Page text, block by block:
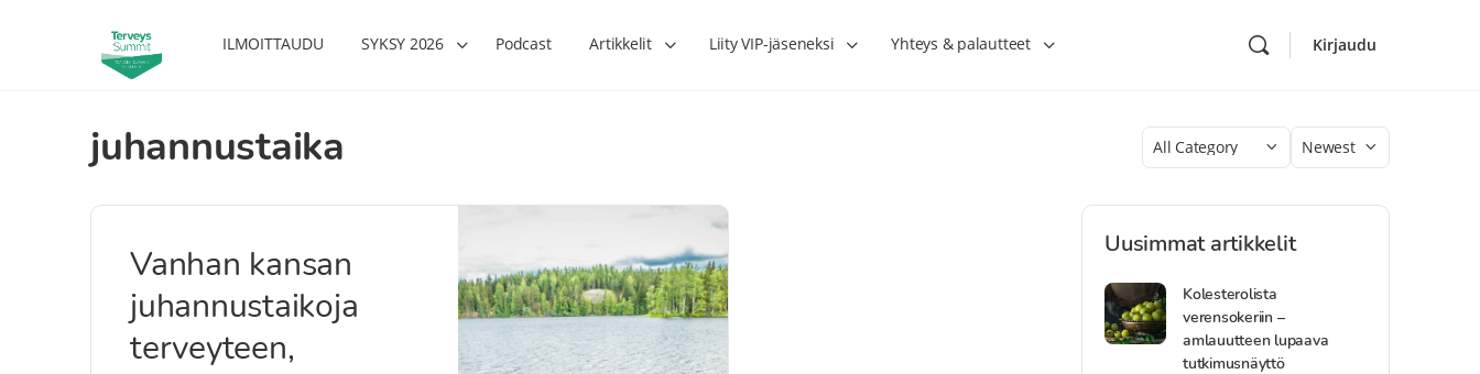
ILMOITTAUDU SYKSY 2026 Podcast Artikkelit Liity VIP-jäseneksi Yhteys & palautteet Kirjaudu
juhannustaika Category
Sort
Vanhan kansan
juhannustaikoja
terveyteen,
Uusimmat artikkelit
Kolesterolista
verensokeriin –
amlauutteen lupaava
tutkimusnäyttö